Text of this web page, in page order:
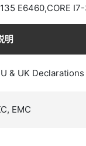
E6460,CORE
明
& UK
EMC